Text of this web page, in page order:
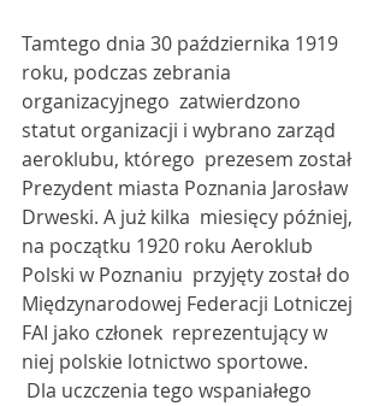
Tamtego dnia 30 października 1919
roku, podczas zebrania
organizacyjnego  zatwierdzono
statut organizacji i wybrano zarząd
aeroklubu, którego  prezesem został
Prezydent miasta Poznania Jarosław
Drweski. A już kilka  miesięcy później,
na początku 1920 roku Aeroklub
Polski w Poznaniu  przyjęty został do
Międzynarodowej Federacji Lotniczej
FAI jako członek  reprezentujący w
niej polskie lotnictwo sportowe.